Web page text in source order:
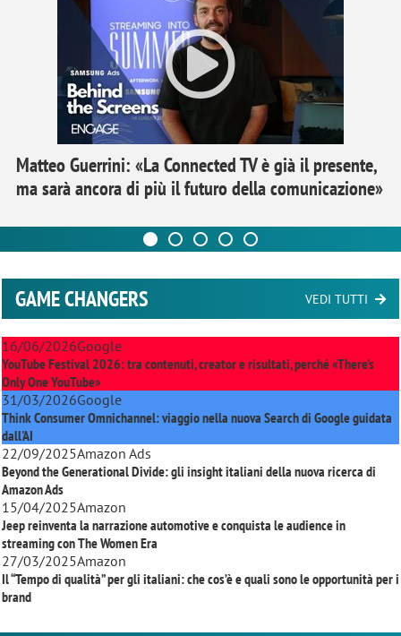
Matteo Guerrini: «La Connected TV è già il presente,
ma sarà ancora di più il futuro della comunicazione»
GAME CHANGERS VEDI TUTTI
16/06/2026Google
YouTube Festival 2026: tra contenuti, creator e risultati, perché «There’s
Only One YouTube»
31/03/2026Google
Think Consumer Omnichannel: viaggio nella nuova Search di Google guidata
dall'AI
22/09/2025Amazon Ads
Beyond the Generational Divide: gli insight italiani della nuova ricerca di
Amazon Ads
15/04/2025Amazon
Jeep reinventa la narrazione automotive e conquista le audience in
streaming conThe Women Era
27/03/2025Amazon
Il “Tempo di qualità” per gli italiani: che cos’è e quali sono le opportunità per i
brand